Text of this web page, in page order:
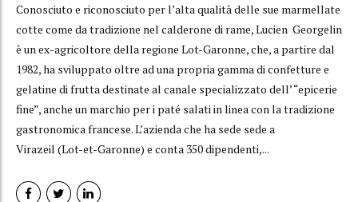
Conosciuto e riconosciuto per l’alta qualità delle sue marmellate
cotte come da tradizione nel calderone di rame, Lucien Georgelin
è un ex-agricoltore della regione Lot-Garonne, che, a partire dal
1982, ha sviluppato oltre ad una propria gamma di confetture e
gelatine di frutta destinate al canale specializzato dell’ “epicerie
fine”, anche un marchio per i paté salati in linea con la tradizione
gastronomica francese. L’azienda che ha sede sede a
Virazeil (Lot-et-Garonne) e conta 350 dipendenti,...